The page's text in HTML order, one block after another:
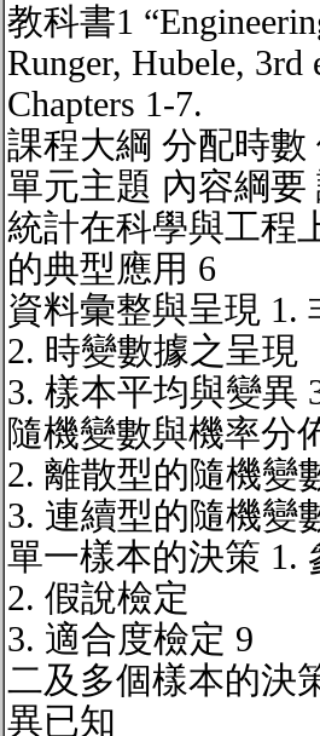
教科書1
Runger, Hubele,
Chapters 1-7.
課程大綱 分配時數
單元主題 內容綱要
統計在科學與工程
的典型應用 6
資料彙整與呈現 1.
2. 時變數據之呈現
3. 樣本平均與變異
隨機變數與機率分
2. 離散型的隨機變
3. 連續型的隨機變
單一樣本的決策 1.
2. 假說檢定
3. 適合度檢定 9
二及多個樣本的決
異已知